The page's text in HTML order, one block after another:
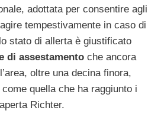
adottata per consentire agli
tempestivamente in caso di
stato di allerta è giustificato
di assestamento che ancora
oltre una decina finora,
quella che ha raggiunto i
Richter.